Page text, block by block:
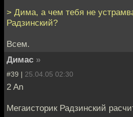
> Дима, а чем тебя не
Радзинский?
Всем.
Димас »
#39 | 25.04.05 02:30
2 An
Мегаисторик Радзинский